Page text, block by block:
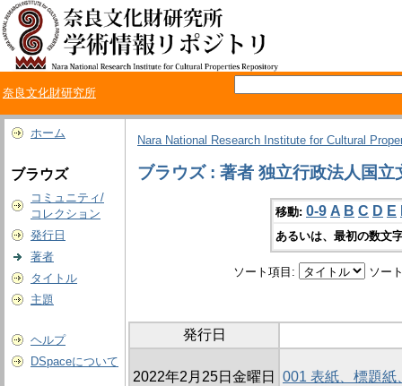
奈良文化財研究所
ホーム
ブラウズ
コミュニティ/
コレクション
発行日
著者
タイトル
主題
ヘルプ
DSpaceについて
Nara National Research Institute for Cultural
ブラウズ : 著者 独立行政法人国立
移動: 0-9 A B C D E
あるいは、最初の数文
ソート項目: ソー
発行日
2022年2月25日金曜日 001 表紙、標題紙